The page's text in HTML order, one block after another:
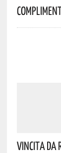
Vincita Da